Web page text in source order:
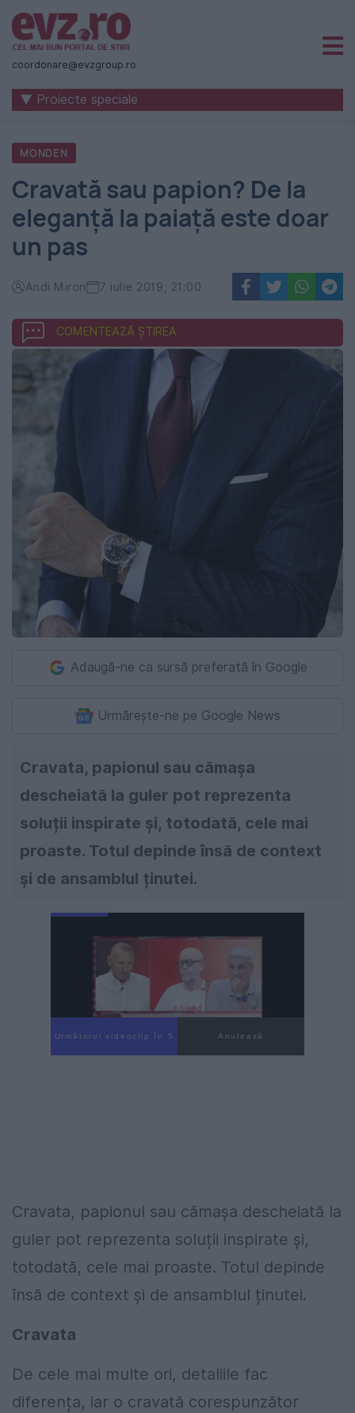
Știri
naționale
internaționale
România
-
Evenimentul
Zilei
coordonare@evzgroup.ro
▼ Proiecte speciale
MONDEN
Cravată sau papion? De la
eleganță la paiață este doar
un pas
Andi Miron 7 iulie 2019, 21:00
COMENTEAZĂ ȘTIREA
Adaugă-ne ca sursă preferată în Google
Urmărește-ne pe Google News
Cravata, papionul sau cămașa
descheiată la guler pot reprezenta
soluții inspirate și, totodată, cele mai
proaste. Totul depinde însă de context
și de ansamblul ținutei.
Următorul videoclip în 4 Anulează
Cravata, papionul sau cămașa descheiată la
guler pot reprezenta soluții inspirate și,
totodată, cele mai proaste. Totul depinde
însă de context și de ansamblul ținutei.
Cravata
De cele mai multe ori, detaliile fac
diferența, iar o cravată corespunzător